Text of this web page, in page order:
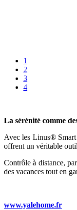
1
2
3
4
La sérénité comme
Avec les Linus® Smart
offrent un véritable
Contrôle à distance,
des vacances tout en
www.yalehome.fr